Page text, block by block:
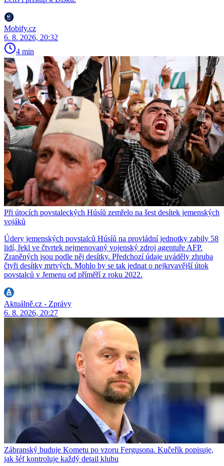
Mobify.cz
6. 8. 2026, 20:32
4 min
Při útocích povstaleckých Húsíů zemřelo na šest desítek jemenských
vojáků
Údery jemenských povstalců Húsíů na provládní jednotky zabily 58
lidí, řekl ve čtvrtek nejmenovaný vojenský zdroj agentuře AFP.
Zraněných jsou podle něj desítky. Předchozí údaje uváděly zhruba
čtyři desítky mrtvých. Mohlo by se tak jednat o nejkrvavější útok
povstalců v Jemenu od příměří z roku 2022.
Aktuálně.cz - Zprávy
6. 8. 2026, 20:27
Zábranský buduje Kometu po vzoru Fergusona. Kučeřík popisuje,
jak šéf kontroluje každý detail klubu